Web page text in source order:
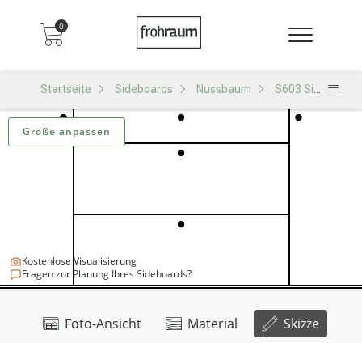
0
Startseite Sideboards Nussbaum S603 Sideboard
Foto-Ansicht Material Skizze
Kostenlose Visualisierung
Fragen zur Planung Ihres Sideboards?
Größe anpassen